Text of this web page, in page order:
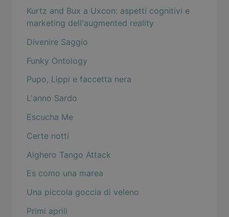
Kurtz and Bux a Uxcon: aspetti cognitivi e
marketing dell'augmented reality
Divenire Saggio
Funky Ontology
Pupo, Lippi e faccetta nera
L'anno Sardo
Escucha Me
Certe notti
Alghero Tango Attack
Es como una marea
Una piccola goccia di veleno
Primi aprili